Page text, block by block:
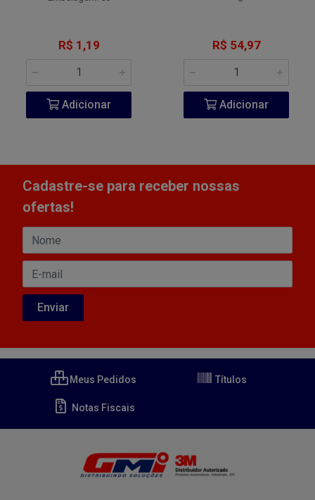
R$ 1,19
Adicionar
R$ 54,97
Adicionar
Cadastre-se para receber nossas
ofertas!
Meus Pedidos Títulos
Notas Fiscais